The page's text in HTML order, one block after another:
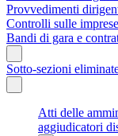
Provvedimenti
Controlli sulle imprese
Bandi di gara e
Sotto-sezioni
Atti delle
aggiudicatori